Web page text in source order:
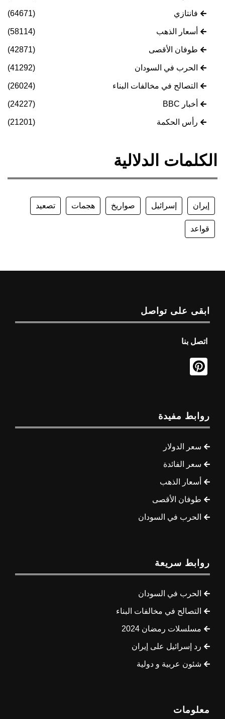
فانتازي (64671)
أسعار الذهب (58114)
طوفان الأقصى (42871)
الحرب في السودان (41292)
التصالح في مخالفات البناء (26024)
أخبار BBC (24227)
رأس الحكمة (21201)
الكلمات الدلالية
إيران إسرائيل صواريخ هجمات تصعيد
قواعد
ابقى على تواصل
اتصل بنا
روابط مفيدة
سعر الدولار
سعر الفائدة
أسعار الذهب
طوفان الأقصى
الحرب في السودان
روابط سريعة
الحرب في السودان
التصالح في مخالفات البناء
مسلسلات رمضان 2024
رد إسرائيل على إيران
شئون عربية و دولية
معلومات